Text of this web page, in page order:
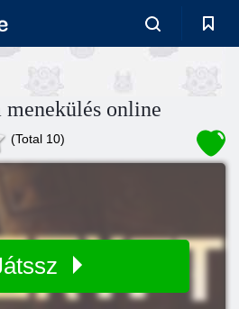
online
(Total 10)